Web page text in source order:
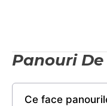
Panouri
Ce face